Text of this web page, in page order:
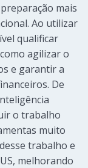
mais
Ao utilizar
qualificar
agilizar o
e garantir a
De
o trabalho
muito
trabalho e
melhorando